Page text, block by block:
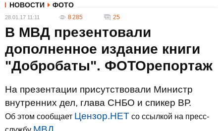
НОВОСТИ ФОТО
28.01.17 11:11 8 285 25
В МВД презентовали
дополненное издание книги
"Добробаты". ФОТОрепортаж
На презентации присутствовали Министр
внутренних дел, глава СНБО и спикер ВР.
Об этом сообщает Цензор.НЕТ со ссылкой на пресс-